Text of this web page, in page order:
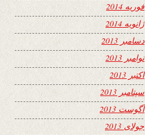
فوریه 2014
ژانویه 2014
دسامبر 2013
نوامبر 2013
اکتبر 2013
سپتامبر 2013
آگوست 2013
جولای 2013